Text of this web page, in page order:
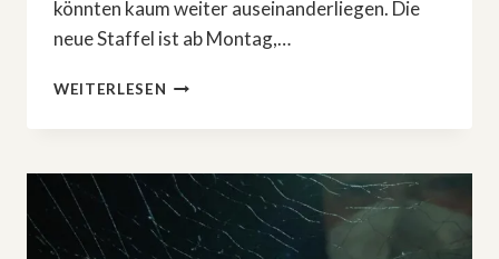
könnten kaum weiter auseinanderliegen. Die
neue Staffel ist ab Montag,…
WEITERLESEN NEUE
»AUF
COUCH«
MIT
DR.
LEON